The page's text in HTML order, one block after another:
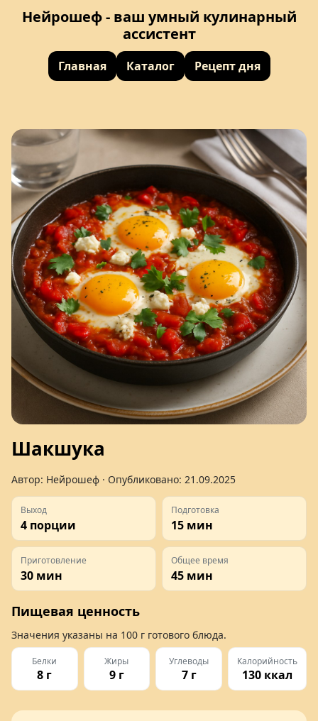
Нейрошеф - ваш умный кулинарный
ассистент
Главная Каталог Рецепт дня
Шакшука
Автор: Нейрошеф · Опубликовано: 21.09.2025
Выход
4 порции
Подготовка
15 мин
Приготовление
30 мин
Общее время
45 мин
Пищевая ценность
Значения указаны на 100 г готового блюда.
Белки
8 г
Жиры
9 г
Углеводы
7 г
Калорийность
130 ккал